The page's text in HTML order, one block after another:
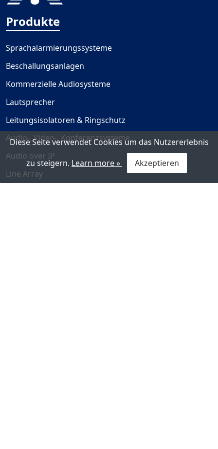
Produkte
Sprachalarmierungssysteme
Beschallungsanlagen
Kommerzielle Audiosysteme
Lautsprecher
Leitungsisolatoren & Ringschutz
Audio-, Video-, Konferenzsysteme
Audio over IP
Line Array
Diese Seite verwendet Cookies um das Nutzererlebnis
zu steigern. Learn more » Akzeptieren